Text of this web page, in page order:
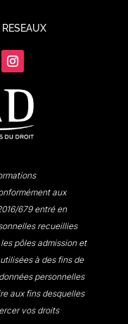
aux
679 entré en
recueillies
pôles admission et
à des fins de
personnelles
aux fins desquelles
vos droits